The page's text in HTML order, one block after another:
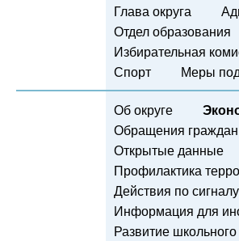
Глава округа
Отдел образования
Избирательная
Спорт
Меры
Об округе
Обращения граждан
Открытые данные
Профилактика
Действия по
Информация для
Развитие